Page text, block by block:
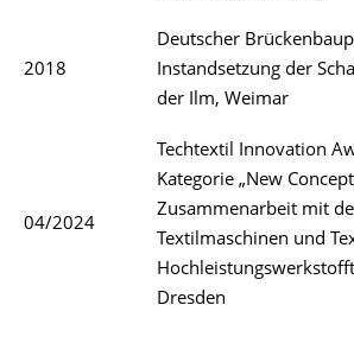
2018
Deutscher
Instandsetzung der
der Ilm, Weimar
04/2024
Techtextil Innovation
Kategorie „New
Zusammenarbeit mit
Textilmaschinen und
Dresden